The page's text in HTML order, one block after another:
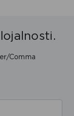
Comma